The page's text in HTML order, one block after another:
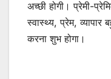
अच्छी होगी। प्रेमी-
स्वास्थ्य, प्रेम,
करना शुभ होगा।